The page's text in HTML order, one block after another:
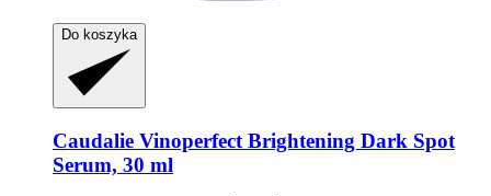
Do koszyka
Caudalie Vinoperfect Brightening Dark Spot
Serum, 30 ml